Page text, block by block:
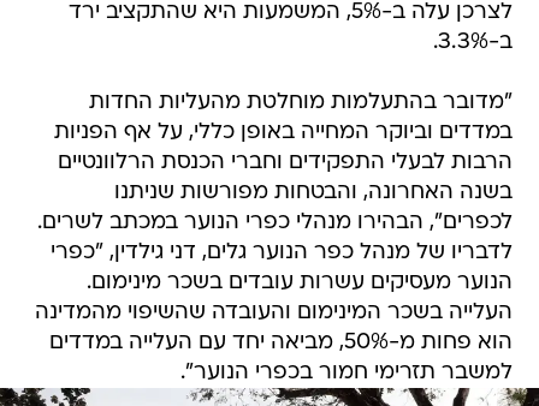
לצרכן עלה ב-5%, המשמעות היא שהתקציב ירד
ב-3.3%.
"מדובר בהתעלמות מוחלטת מהעליות החדות
במדדים וביוקר המחייה באופן כללי, על אף הפניות
הרבות לבעלי התפקידים וחברי הכנסת הרלוונטיים
בשנה האחרונה, והבטחות מפורשות שניתנו
לכפרים", הבהירו מנהלי כפרי הנוער במכתב לשרים.
לדבריו של מנהל כפר הנוער גלים, דני גילדין, "כפרי
הנוער מעסיקים עשרות עובדים בשכר מינימום.
העלייה בשכר המינימום והעובדה שהשיפוי מהמדינה
הוא פחות מ-50%, מביאה יחד עם העלייה במדדים
למשבר תזרימי חמור בכפרי הנוער".